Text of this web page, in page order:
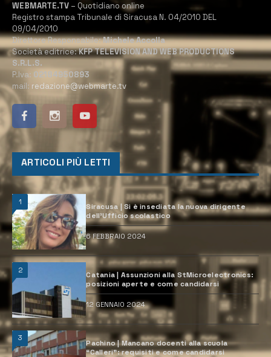
WEBMARTE.TV – Quotidiano online
Registro stampa Tribunale di Siracusa N. 04/2010 DEL
09/04/2010
Direttore Responsabile:Michele Accolla
Società editrice:KFP TELEVISION AND WEB PRODUCTIONS
S.R.L.S.
P.Iva: 02184950893
mail: redazione@webmarte.tv
ARTICOLI PIÙ LETTI
1
Siracusa | Si è insediata la nuova dirigente
dell’Ufficio scolastico
6 FEBBRAIO 2024
2
Catania | Assunzioni alla StMicroelectronics:
posizioni aperte e come candidarsi
12 GENNAIO 2024
3
Pachino | Mancano docenti alla scuola
“Calleri”: requisiti e come candidarsi